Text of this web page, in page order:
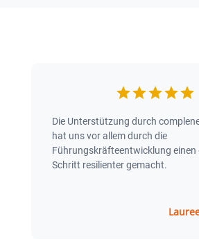
Die Unterstützung durch
hat uns vor allem durch die
Führungskräfteentwicklung einen
Schritt resilienter gemacht.